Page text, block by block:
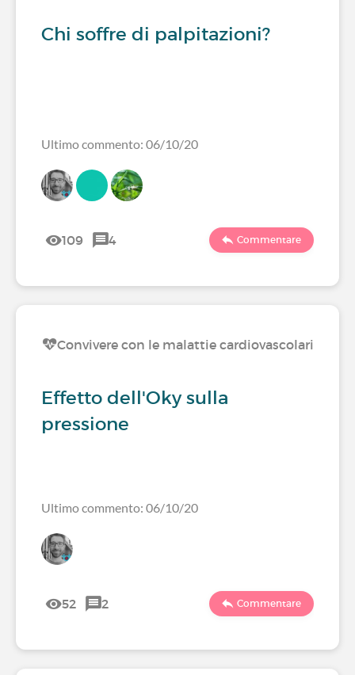
Chi soffre di palpitazioni?
Ultimo commento: 06/10/20
109 4 Commentare
Convivere con le malattie cardiovascolari
Effetto dell'Oky sulla
pressione
Ultimo commento: 06/10/20
52 2 Commentare